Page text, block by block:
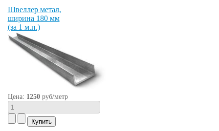
Швеллер метал,
ширина 180 мм
(за 1 м.п.)
Цена: 1250руб/метр